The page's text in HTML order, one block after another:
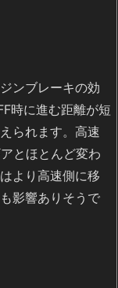
ンブレーキの効
時に進む距離が短
られます。高速
とほとんど変わ
より高速側に移
影響ありそうで